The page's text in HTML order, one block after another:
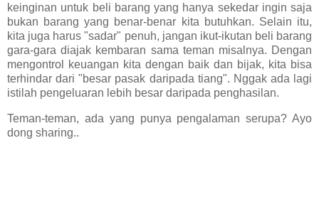
keinginan untuk beli barang yang hanya sekedar ingin saja
bukan barang yang benar-benar kita butuhkan. Selain itu,
kita juga harus "sadar" penuh, jangan ikut-ikutan beli barang
gara-gara diajak kembaran sama teman misalnya. Dengan
mengontrol keuangan kita dengan baik dan bijak, kita bisa
terhindar dari "besar pasak daripada tiang". Nggak ada lagi
istilah pengeluaran lebih besar daripada penghasilan.
Teman-teman, ada yang punya pengalaman serupa? Ayo
dong sharing..